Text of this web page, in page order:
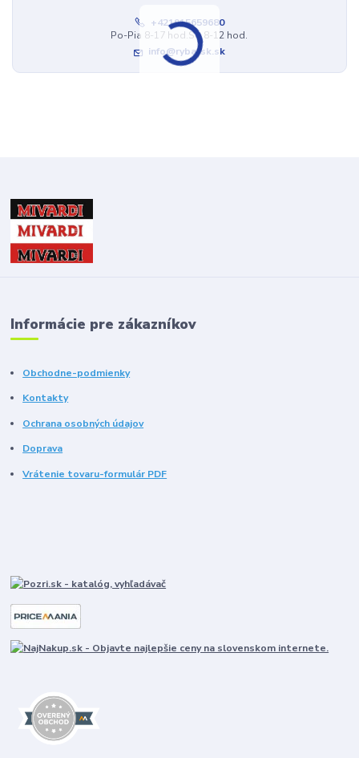
+421915659680
Po-Pia 8-17 hod.So 8-12 hod.
info@rybarsk.sk
Informácie pre zákazníkov
Obchodne-podmienky
Kontakty
Ochrana osobných údajov
Doprava
Vrátenie tovaru-formulár PDF